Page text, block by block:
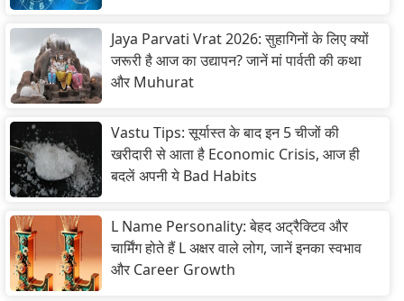
Jaya Parvati Vrat 2026: सुहागिनों के लिए क्यों
जरूरी है आज का उद्यापन? जानें मां पार्वती की कथा
और Muhurat
Vastu Tips: सूर्यास्त के बाद इन 5 चीजों की
खरीदारी से आता है Economic Crisis, आज ही
बदलें अपनी ये Bad Habits
L Name Personality: बेहद अट्रैक्टिव और
चार्मिंग होते हैं L अक्षर वाले लोग, जानें इनका स्वभाव
और Career Growth